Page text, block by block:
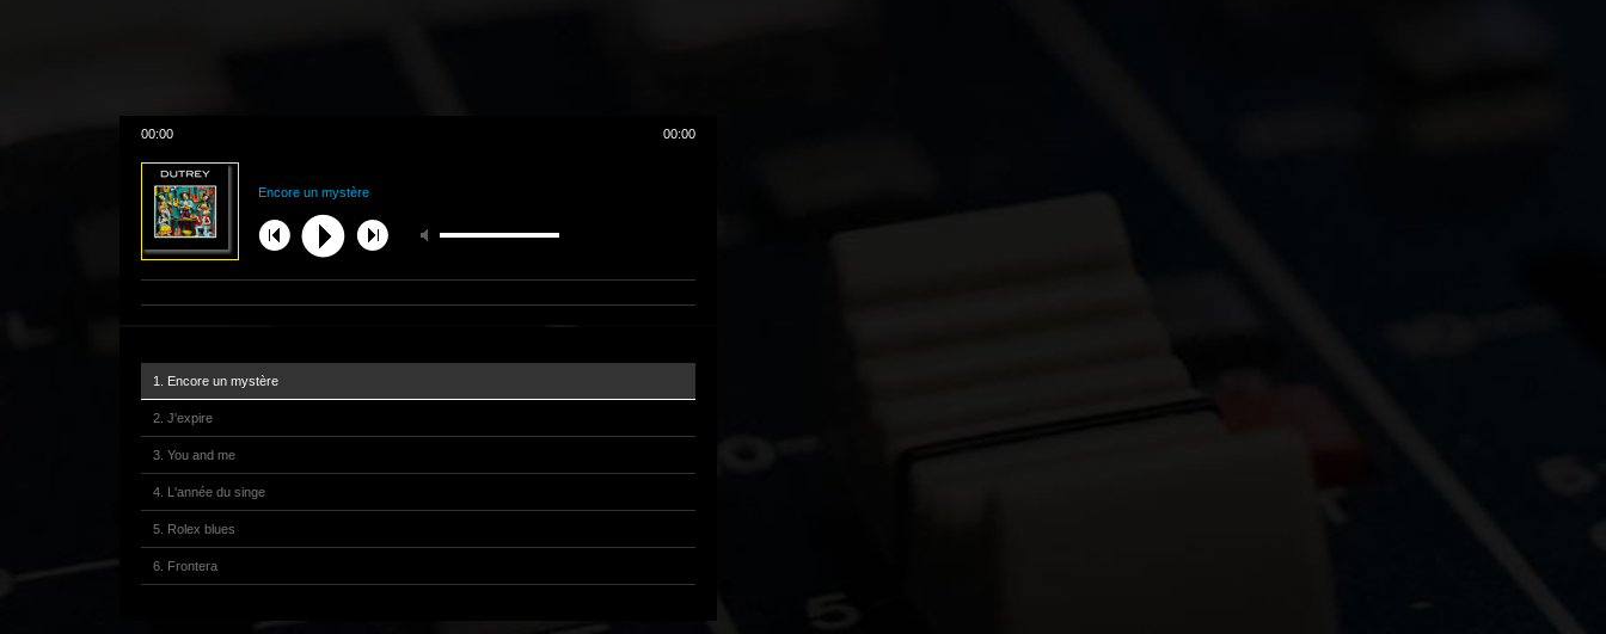
00:00 00:00
Encore un mystère
1. Encore un mystère
2. J'expire
3. You and me
4. L'année du singe
5. Rolex blues
6. Frontera